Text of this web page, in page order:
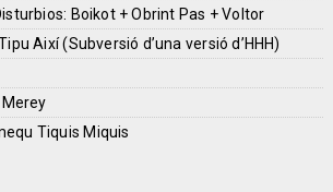
Boikot + Obrint Pas + Voltor
Així (Subversió d’una versió d’HHH)
Merey
Tiquis Miquis